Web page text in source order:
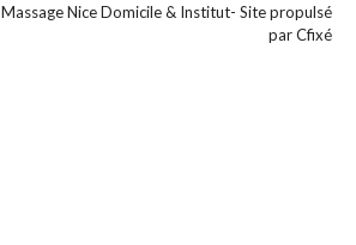
Massage Nice Domicile & Institut- Site propulsé
parCfixé